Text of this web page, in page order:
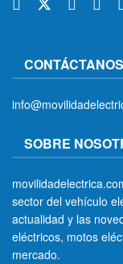
CONTÁCTANOS
SOBRE
sector del vehículo
actualidad y las
eléctricos, motos
mercado.